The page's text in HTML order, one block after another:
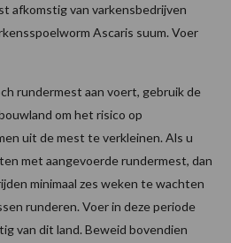
afkomstig van varkensbedrijven
Ascaris suum. Voer
rundermest aan voert, gebruik de
om het risico op
uit de mest te verkleinen. Als u
met aangevoerde rundermest, dan
minimaal zes weken te wachten
runderen. Voer in deze periode
van dit land. Beweid bovendien